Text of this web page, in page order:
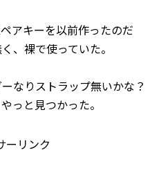
アキーを以前作ったのだ
、裸で使っていた。
なりストラップ無いかな？
っと見つかった。
ーリンク